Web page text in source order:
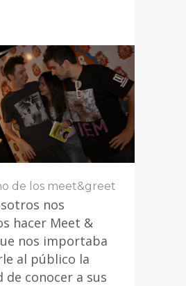
de los meet&greet
nos
hacer Meet &
nos importaba
al público la
de conocer a sus